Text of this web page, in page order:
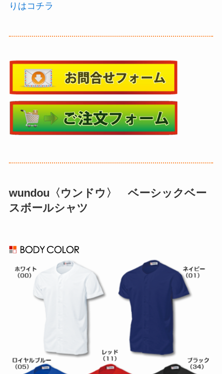
りはコチラ
wundou〈ウンドウ〉 ベーシックベー
スボールシャツ